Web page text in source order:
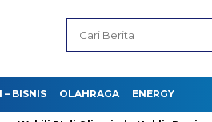
– BISNIS OLAHRAGA ENERGY